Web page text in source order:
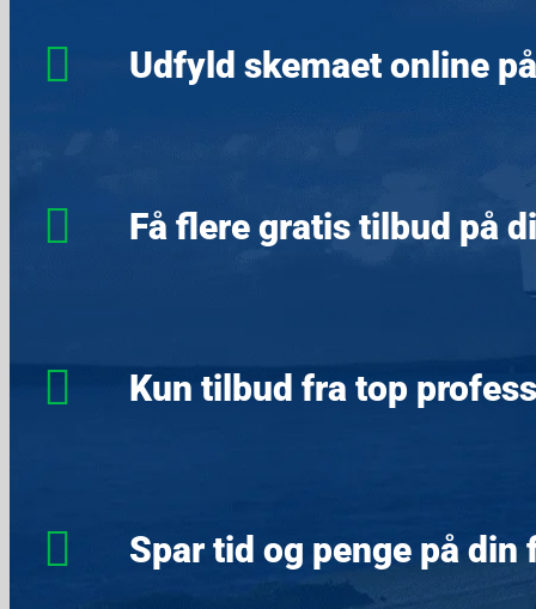
Udfyld skemaet online
Få flere gratis tilbud på
Kun tilbud fra top
Spar tid og penge på